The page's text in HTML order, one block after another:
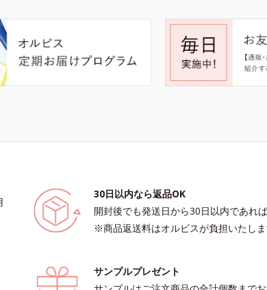
30日以内なら返品OK
開封後でも発送日から30日以内であれ
※商品返送料はオルビスが負担いたし
サンプルプレゼント